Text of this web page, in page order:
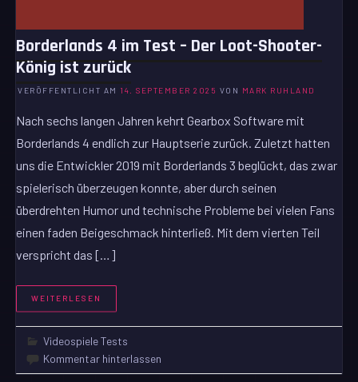
Borderlands 4 im Test – Der Loot-Shooter-
König ist zurück
VERÖFFENTLICHT AM 14. SEPTEMBER 2025 VON MARK RUHLAND
Nach sechs langen Jahren kehrt Gearbox Software mit
Borderlands 4 endlich zur Hauptserie zurück. Zuletzt hatten
uns die Entwickler 2019 mit Borderlands 3 beglückt, das zwar
spielerisch überzeugen konnte, aber durch seinen
überdrehten Humor und technische Probleme bei vielen Fans
einen faden Beigeschmack hinterließ. Mit dem vierten Teil
verspricht das […]
WEITERLESEN
Videospiele Tests
Kommentar hinterlassen